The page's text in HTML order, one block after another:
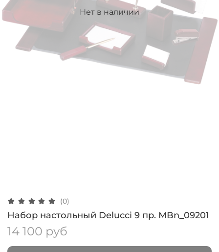
Нет в наличии
(0)
Набор настольный Delucci 9 пр. MBn_09201
14 100 руб